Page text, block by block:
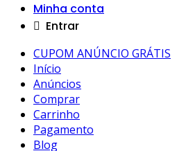
Minha conta
Entrar
CUPOM ANÚNCIO GRÁTIS
Início
Anúncios
Comprar
Carrinho
Pagamento
Blog